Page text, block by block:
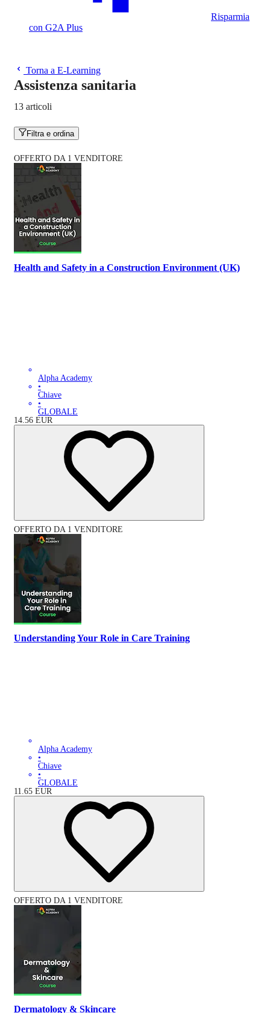
Risparmia
con G2A Plus
Torna a E-Learning
Assistenza sanitaria
13 articoli
Filtra e ordina
OFFERTO DA 1 VENDITORE
Health and Safety in a Construction Environment (UK)
Alpha Academy
•
Chiave
•
GLOBALE
14.56 EUR
OFFERTO DA 1 VENDITORE
Understanding Your Role in Care Training
Alpha Academy
•
Chiave
•
GLOBALE
11.65 EUR
OFFERTO DA 1 VENDITORE
Dermatology & Skincare